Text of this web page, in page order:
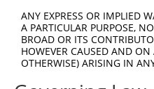
ANY EXPRESS OR IMPLIED
A PARTICULAR PURPOSE,
BROAD OR ITS
HOWEVER CAUSED AND
OTHERWISE) ARISING IN